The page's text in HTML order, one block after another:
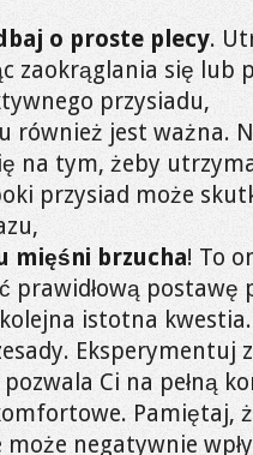
o proste plecy.
zaokrąglania się lub
przysiadu,
również jest ważna.
na tym, żeby
przysiad może
mięśni brzucha! To
postawę
istotna
Ci na pełną
Pamiętaj,
negatywnie